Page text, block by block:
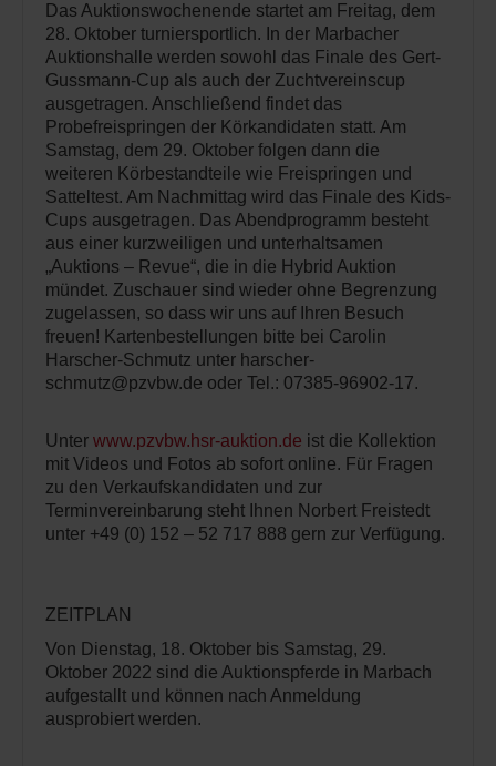
Das Auktionswochenende startet am Freitag, dem
28. Oktober turniersportlich. In der Marbacher
Auktionshalle werden sowohl das Finale des Gert-
Gussmann-Cup als auch der Zuchtvereinscup
ausgetragen. Anschließend findet das
Probefreispringen der Körkandidaten statt. Am
Samstag, dem 29. Oktober folgen dann die
weiteren Körbestandteile wie Freispringen und
Satteltest. Am Nachmittag wird das Finale des Kids-
Cups ausgetragen. Das Abendprogramm besteht
aus einer kurzweiligen und unterhaltsamen
„Auktions – Revue“, die in die Hybrid Auktion
mündet. Zuschauer sind wieder ohne Begrenzung
zugelassen, so dass wir uns auf Ihren Besuch
freuen! Kartenbestellungen bitte bei Carolin
Harscher-Schmutz unter harscher-
schmutz@pzvbw.de oder Tel.: 07385-96902-17.
Unter www.pzvbw.hsr-auktion.de ist die Kollektion
mit Videos und Fotos ab sofort online. Für Fragen
zu den Verkaufskandidaten und zur
Terminvereinbarung steht Ihnen Norbert Freistedt
unter +49 (0) 152 – 52 717 888 gern zur Verfügung.
ZEITPLAN
Von Dienstag, 18. Oktober bis Samstag, 29.
Oktober 2022 sind die Auktionspferde in Marbach
aufgestallt und können nach Anmeldung
ausprobiert werden.